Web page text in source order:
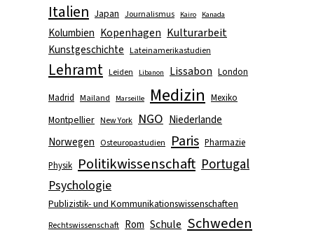
Italien Japan Journalismus Kairo Kanada
Kolumbien Kopenhagen Kulturarbeit
Kunstgeschichte Lateinamerikastudien
Lehramt Leiden Libanon Lissabon London
Madrid Mailand Marseille Medizin Mexiko
Montpellier New York NGO Niederlande
Norwegen
Osteuropastudien Paris Pharmazie
Physik Politikwissenschaft Portugal
Psychologie
Publizistik- und Kommunikationswissenschaften
Rechtswissenschaft Rom Schule Schweden